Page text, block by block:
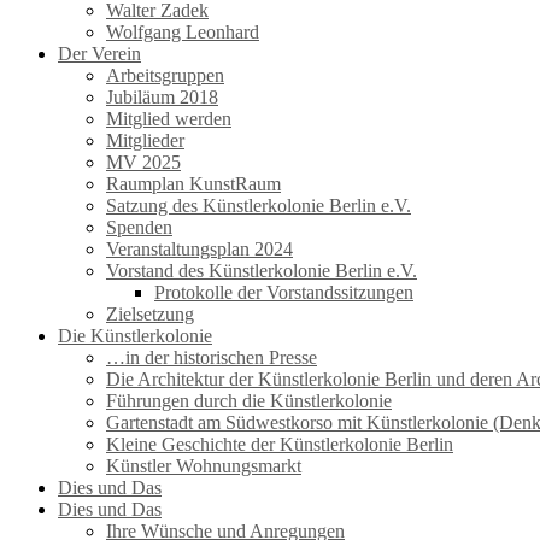
Walter Zadek
Wolfgang Leonhard
Der Verein
Arbeitsgruppen
Jubiläum 2018
Mitglied werden
Mitglieder
MV 2025
Raumplan KunstRaum
Satzung des Künstlerkolonie Berlin e.V.
Spenden
Veranstaltungsplan 2024
Vorstand des Künstlerkolonie Berlin e.V.
Protokolle der Vorstandssitzungen
Zielsetzung
Die Künstlerkolonie
…in der historischen Presse
Die Architektur der Künstlerkolonie Berlin und deren
Führungen durch die Künstlerkolonie
Gartenstadt am Südwestkorso mit Künstlerkolonie
Kleine Geschichte der Künstlerkolonie Berlin
Künstler Wohnungsmarkt
Dies und Das
Dies und Das
Ihre Wünsche und Anregungen